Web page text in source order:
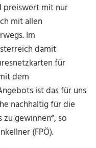
preiswert mit nur
mit allen
Im
damit
für
dem
ist das für uns
nachhaltig für die
gewinnen“, so
(FPÖ).